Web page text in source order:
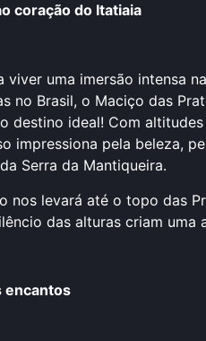
coração do Itatiaia
viver uma imersão intensa
no Brasil, o Maciço das
destino ideal! Com
impressiona pela beleza,
Serra da Mantiqueira.
nos levará até o topo das
das alturas criam uma
encantos